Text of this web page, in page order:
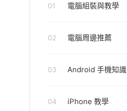
01 電腦組裝與教學
02 電腦周邊推薦
03 Android 手機知識
04 iPhone 教學